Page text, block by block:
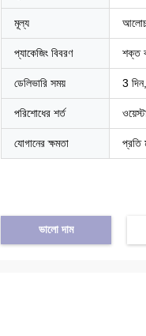
মূল্য
প্যাকেজিং বিবরণ শক্ত
ডেলিভারি সময় 3
পরিশোধের শর্ত
যোগানের ক্ষমতা প্রতি
ভালো দাম